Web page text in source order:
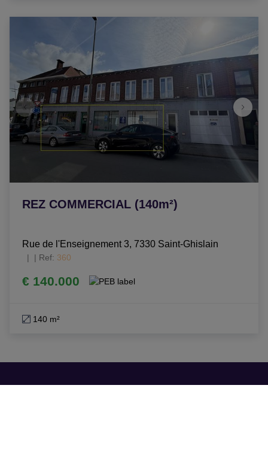
REZ COMMERCIAL (140m²)
Rue de l'Enseignement 3, 7330 Saint-Ghislain
| Ref: 360
€ 140.000
140 m²